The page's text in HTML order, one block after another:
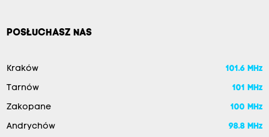
POSŁUCHASZ NAS
Kraków 101.6 MHz
Tarnów 101 MHz
Zakopane 100 MHz
Andrychów 98.8 MHz